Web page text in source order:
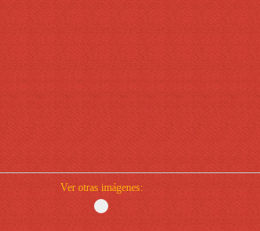
Ver otras imágenes: